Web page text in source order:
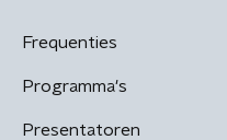
Frequenties
Programma's
Presentatoren